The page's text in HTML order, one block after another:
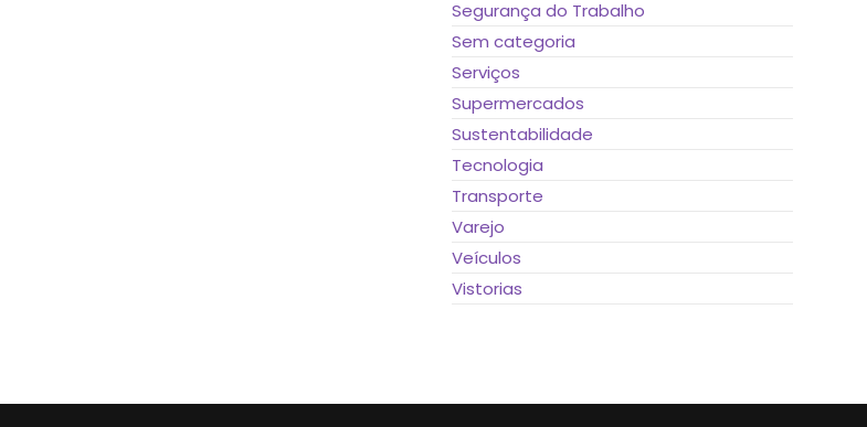
Segurança do Trabalho
Sem categoria
Serviços
Supermercados
Sustentabilidade
Tecnologia
Transporte
Varejo
Veículos
Vistorias